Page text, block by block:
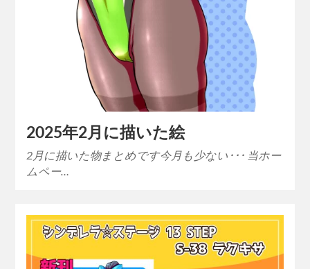
2025年2月に描いた絵
2月に描いた物まとめです今月も少ない･･･ 当ホー
ムペー…